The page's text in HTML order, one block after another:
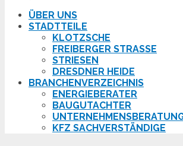
ÜBER UNS
STADTTEILE
KLOTZSCHE
FREIBERGER STRASSE
STRIESEN
DRESDNER HEIDE
BRANCHENVERZEICHNIS
ENERGIEBERATER
BAUGUTACHTER
KFZ SACHVERSTÄNDIGE